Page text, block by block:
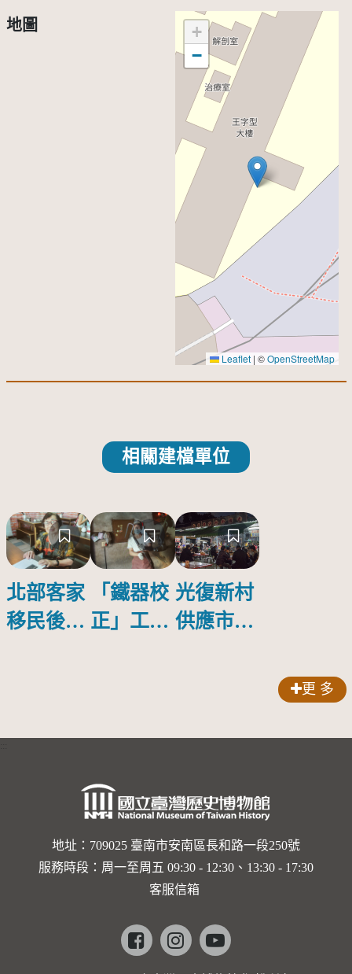
地圖
+
−
Leaflet | ©OpenStreetMap
相關建檔單位
北部客家
移民後
「鐵器校
正」工程
光復新村
供應市場
更 多
地址：709025 臺南市安南區長和路一段250號
服務時段：周一至周五 09:30 - 12:30、13:30 - 17:30
客服信箱
Facebookinstagramyoutube